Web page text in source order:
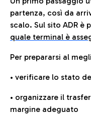
partenza, così da
scalo. Sul sito ADR è
quale terminal è
Per prepararsi al
• verificare lo stato
• organizzare il
margine adeguato